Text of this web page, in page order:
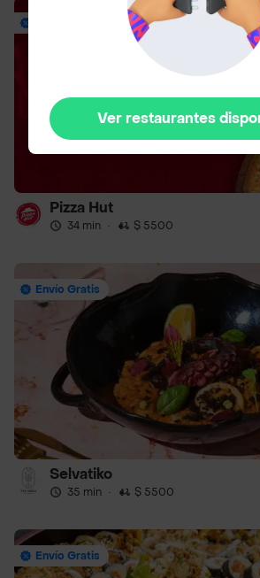
Pizza Hut
34 min · $ 5500
Envío Gratis
Selvatiko
35 min · $ 5500
Envío Gratis
Ver restaurantes